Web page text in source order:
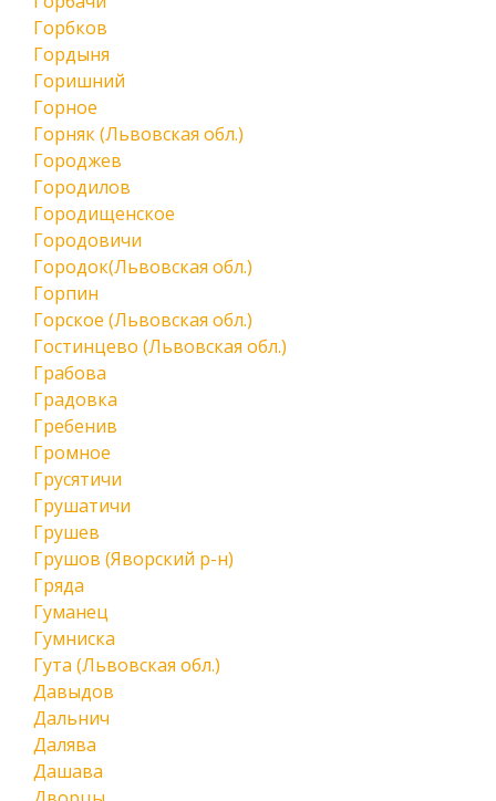
Горбков
Гордыня
Горишний
Горное
Горняк (Львовская обл.)
Городжев
Городилов
Городищенское
Городовичи
Городок(Львовская обл.)
Горпин
Горское (Львовская обл.)
Гостинцево (Львовская обл.)
Грабова
Градовка
Гребенив
Громное
Грусятичи
Грушатичи
Грушев
Грушов (Яворский р-н)
Гряда
Гуманец
Гумниска
Гута (Львовская обл.)
Давыдов
Дальнич
Далява
Дашава